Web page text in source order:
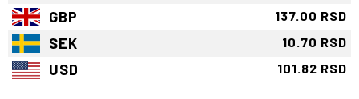
GBP 137.00 RSD
SEK 10.70 RSD
USD 101.82 RSD